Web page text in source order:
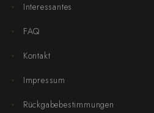
Interessantes
FAQ
Kontakt
Impressum
Rückgabebestimmungen